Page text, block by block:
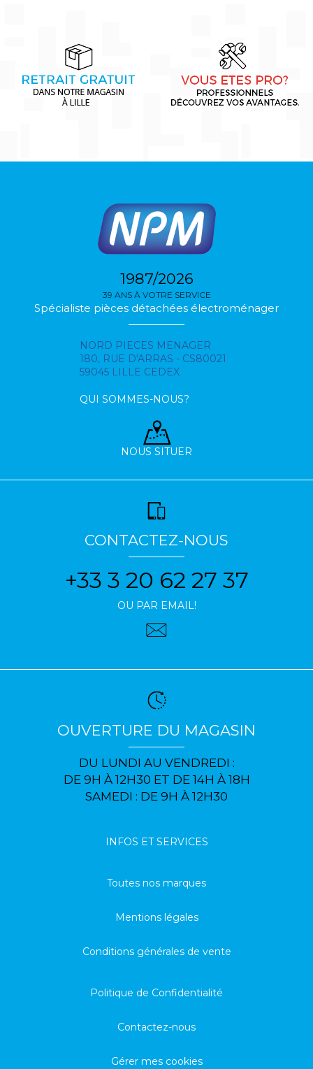
1987/2026
39 ANS À VOTRE SERVICE
Spécialiste pièces détachées électroménager
NORD PIECES MENAGER
180, RUE D'ARRAS - CS80021
59045 LILLE CEDEX
QUI SOMMES-NOUS?
NOUS SITUER
CONTACTEZ-NOUS
+33 3 20 62 27 37
OU PAR EMAIL!
OUVERTURE DU MAGASIN
DU LUNDI AU VENDREDI :
DE 9H À 12H30 ET DE 14H À 18H
SAMEDI : DE 9H À 12H30
INFOS ET SERVICES
Toutes nos marques
Mentions légales
Conditions générales de vente
Politique de Confidentialité
Contactez-nous
Gérer mes cookies